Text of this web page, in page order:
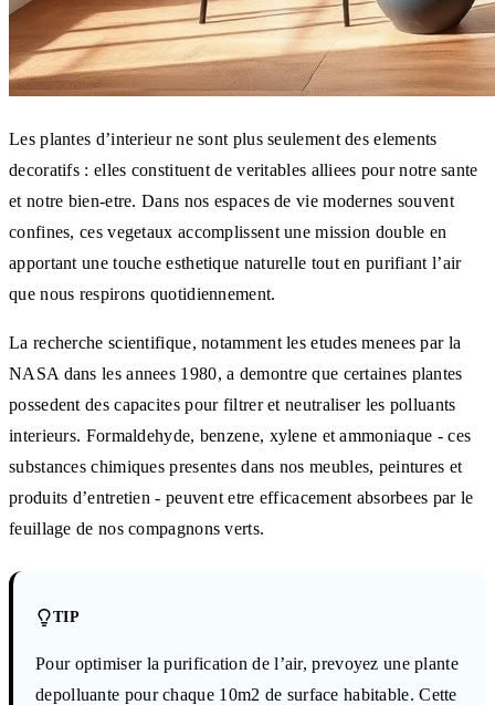
Les plantes d’interieur ne sont plus seulement des elements
decoratifs : elles constituent de veritables alliees pour notre sante
et notre bien-etre. Dans nos espaces de vie modernes souvent
confines, ces vegetaux accomplissent une mission double en
apportant une touche esthetique naturelle tout en purifiant l’air
que nous respirons quotidiennement.
La recherche scientifique, notamment les etudes menees par la
NASA dans les annees 1980, a demontre que certaines plantes
possedent des capacites pour filtrer et neutraliser les polluants
interieurs. Formaldehyde, benzene, xylene et ammoniaque - ces
substances chimiques presentes dans nos meubles, peintures et
produits d’entretien - peuvent etre efficacement absorbees par le
feuillage de nos compagnons verts.
TIP
Pour optimiser la purification de l’air, prevoyez une plante
depolluante pour chaque 10m2 de surface habitable. Cette